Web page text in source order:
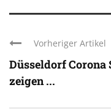
Vorheriger Artikel
Düsseldorf Corona
zeigen ...